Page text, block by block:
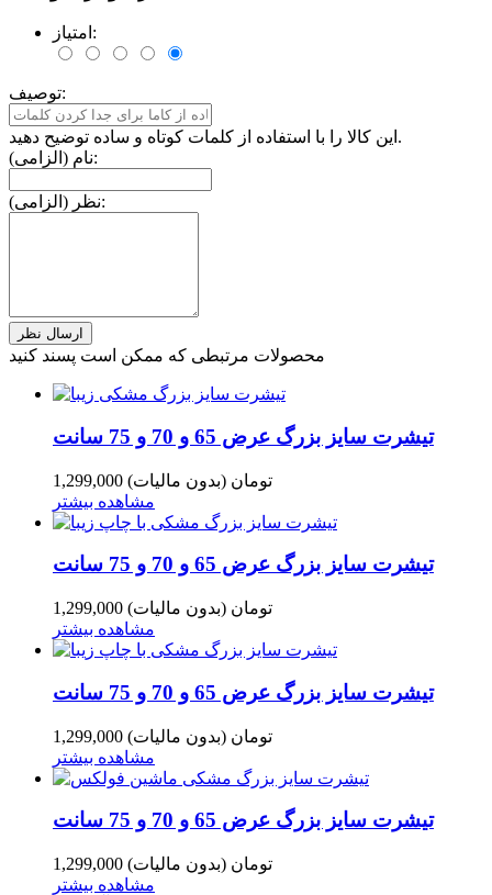
امتیاز:
توصیف:
این کالا را با استفاده از کلمات کوتاه و ساده توضیح دهید.
نام (الزامی):
نظر (الزامی):
محصولات مرتبطی که ممکن است پسند کنید
تیشرت سایز بزرگ عرض 65 و 70 و 75 سانت
1,299,000 تومان (بدون مالیات)
مشاهده بیشتر
تیشرت سایز بزرگ عرض 65 و 70 و 75 سانت
1,299,000 تومان (بدون مالیات)
مشاهده بیشتر
تیشرت سایز بزرگ عرض 65 و 70 و 75 سانت
1,299,000 تومان (بدون مالیات)
مشاهده بیشتر
تیشرت سایز بزرگ عرض 65 و 70 و 75 سانت
1,299,000 تومان (بدون مالیات)
مشاهده بیشتر